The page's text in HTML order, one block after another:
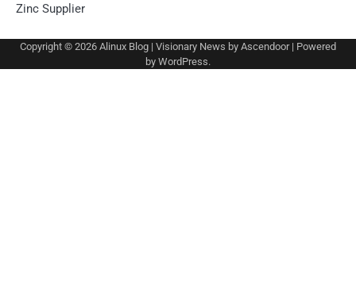
Zinc Supplier
Copyright © 2026 Alinux Blog | Visionary News by Ascendoor| Powered
by WordPress.